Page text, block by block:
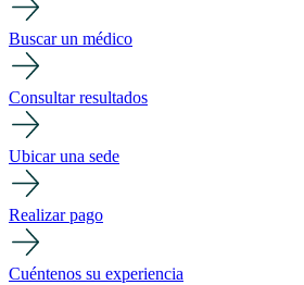
Buscar un médico
Consultar resultados
Ubicar una sede
Realizar pago
Cuéntenos su experiencia